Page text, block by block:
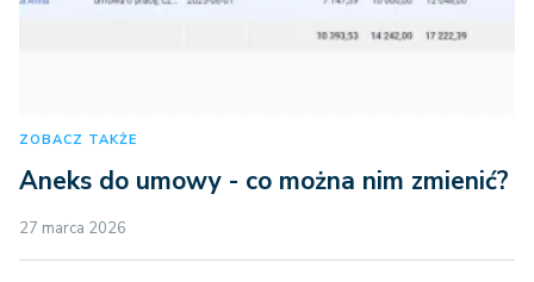
ZOBACZ TAKŻE
Aneks do umowy - co można nim zmienić?
27 marca 2026